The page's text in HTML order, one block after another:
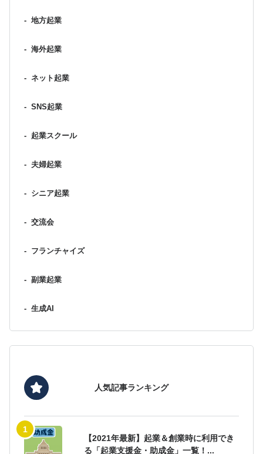
- 地方起業
- 海外起業
- ネット起業
- SNS起業
- 起業スクール
- 夫婦起業
- シニア起業
- 交流会
- フランチャイズ
- 副業起業
- 生成AI
人気記事ランキング
【2021年最新】起業＆創業時に利用でき
る「起業支援金・助成金」一覧！...